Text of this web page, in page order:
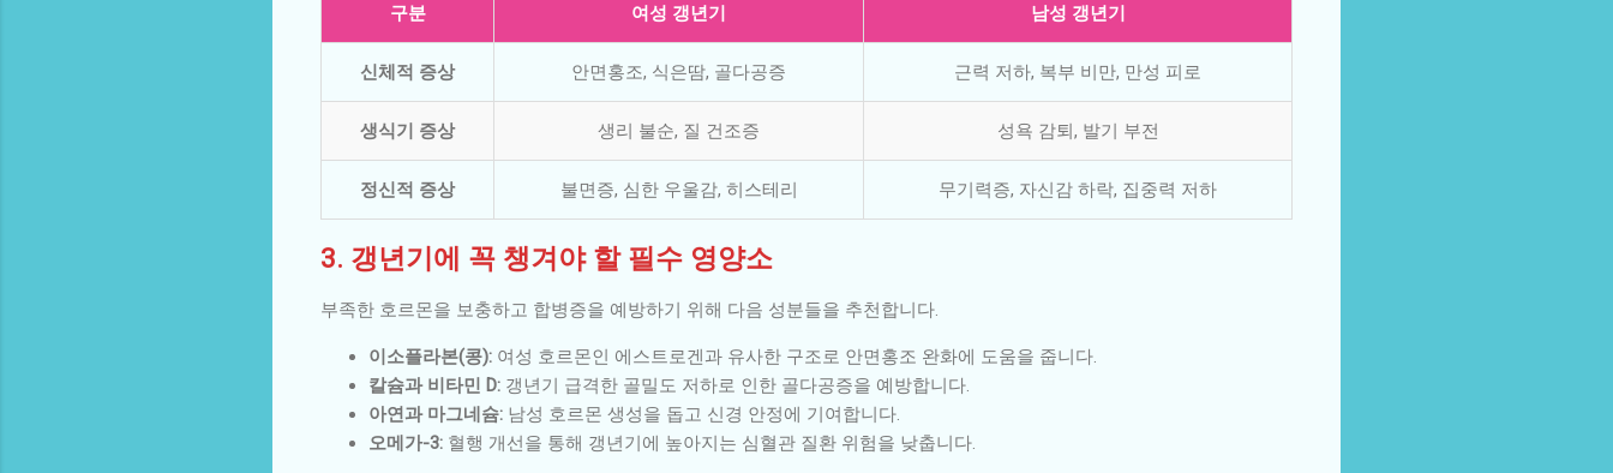
구분 여성 갱년기 남성 갱년기
신체적 증상 안면홍조, 식은땀, 골다공증 근력 저하, 복부 비만, 만성 피로
생식기 증상 생리 불순, 질 건조증 성욕 감퇴, 발기 부전
정신적 증상 불면증, 심한 우울감, 히스테리 무기력증, 자신감 하락, 집중력 저하
3. 갱년기에 꼭 챙겨야 할 필수 영양소
부족한 호르몬을 보충하고 합병증을 예방하기 위해 다음 성분들을 추천합니다.
이소플라본(콩): 여성 호르몬인 에스트로겐과 유사한 구조로 안면홍조 완화에 도움을 줍니다.
칼슘과 비타민 D: 갱년기 급격한 골밀도 저하로 인한 골다공증을 예방합니다.
아연과 마그네슘: 남성 호르몬 생성을 돕고 신경 안정에 기여합니다.
오메가-3: 혈행 개선을 통해 갱년기에 높아지는 심혈관 질환 위험을 낮춥니다.